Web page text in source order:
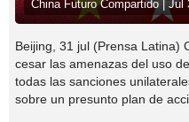
China Futuro Compartido |
Beijing, 31 jul (Prensa Latina)
cesar las amenazas del uso
todas las sanciones
sobre un presunto plan de